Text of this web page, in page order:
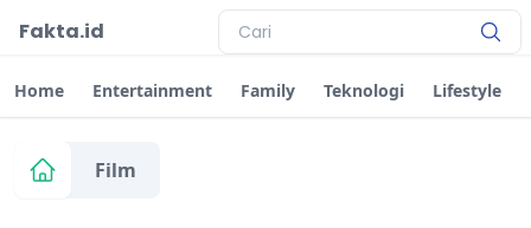
Fakta.id
Home Entertainment Family Teknologi Lifestyle
Film